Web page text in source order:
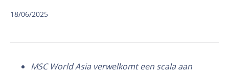
18/06/2025
MSC World Asia verwelkomt een scala aan